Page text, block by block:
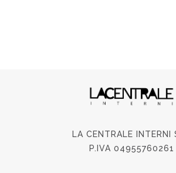
LA CENTRALE INTERNI
P.IVA 04955760261